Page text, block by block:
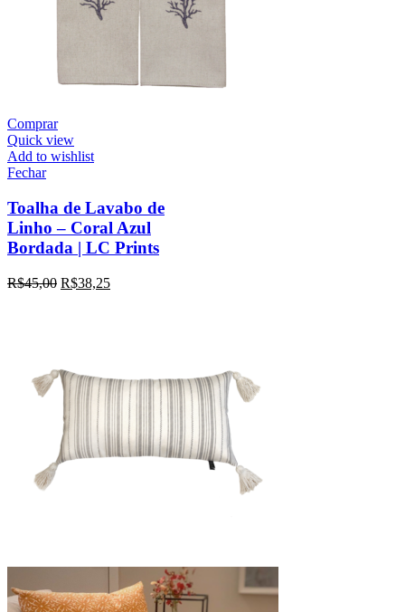
Comprar
Quick view
Add to wishlist
Fechar
Toalha de Lavabo de
Linho – Coral Azul
Bordada | LC Prints
R$45,00 R$38,25